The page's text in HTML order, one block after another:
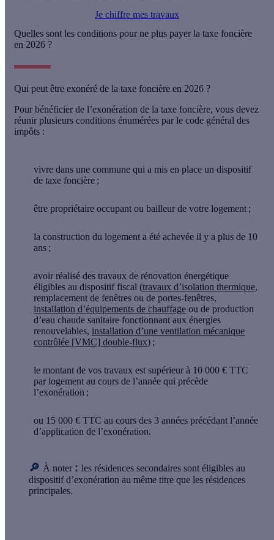
Je chiffre mes travaux
Quelles sont les conditions pour ne plus payer la taxe foncière
en 2026 ?
Qui peut être exonéré de la taxe foncière en 2026 ?
Pour bénéficier de l’exonération de la taxe foncière, vous devez
réunir plusieurs conditions énumérées par le code général des
impôts :
vivre dans une commune qui a mis en place un dispositif
de taxe foncière ;
être propriétaire occupant ou bailleur de votre logement ;
la construction du logement a été achevée il y a plus de 10
ans ;
avoir réalisé des travaux de rénovation énergétique
éligibles au dispositif fiscal (travaux d’isolation thermique,
remplacement de fenêtres ou de portes-fenêtres,
installation d’équipements de chauffage ou de production
d’eau chaude sanitaire fonctionnant aux énergies
renouvelables, installation d’une ventilation mécanique
contrôlée [VMC] double-flux) ;
le montant de vos travaux est supérieur à 10 000 € TTC
par logement au cours de l’année qui précède
l’exonération ;
ou 15 000 € TTC au cours des 3 années précédant l’année
d’application de l’exonération.
🔎À noter : les résidences secondaires sont éligibles au
dispositif d’exonération au même titre que les résidences
principales.